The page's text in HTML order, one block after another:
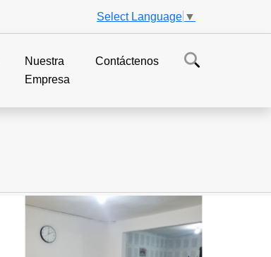
Select Language ▼
Nuestra
Empresa
Contáctenos